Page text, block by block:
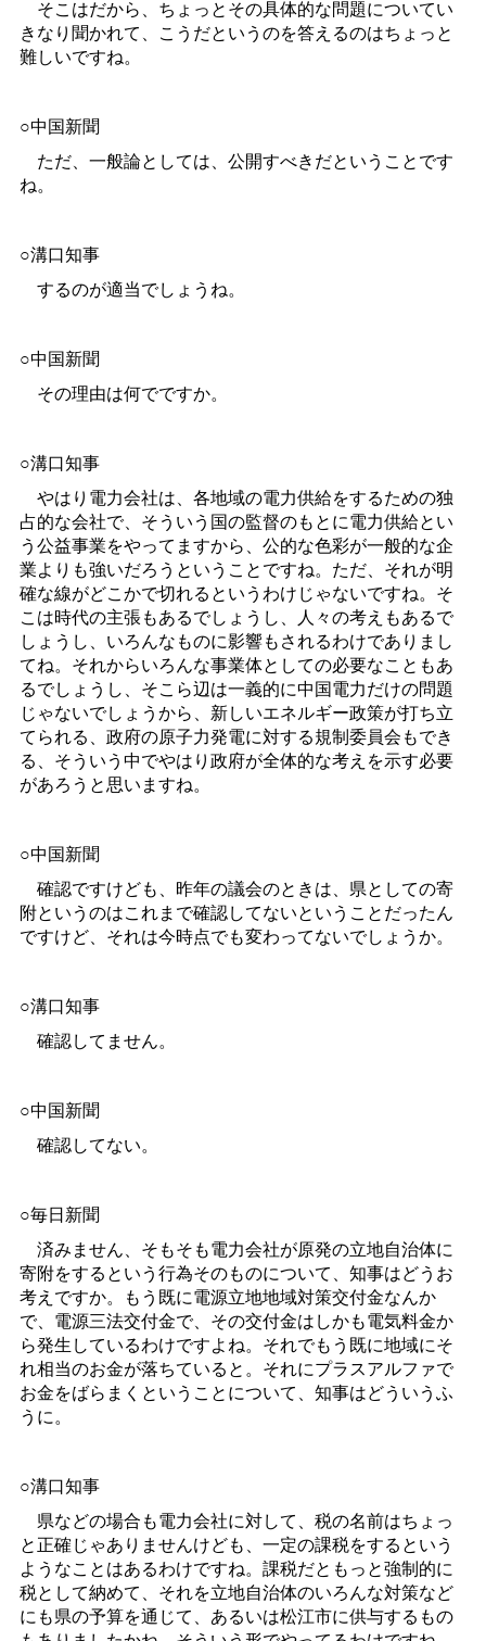
そこはだから、ちょっとその具体的な問題についてい
きなり聞かれて、こうだというのを答えるのはちょっと
難しいですね。
○中国新聞
ただ、一般論としては、公開すべきだということです
ね。
○溝口知事
するのが適当でしょうね。
○中国新聞
その理由は何でですか。
○溝口知事
やはり電力会社は、各地域の電力供給をするための独
占的な会社で、そういう国の監督のもとに電力供給とい
う公益事業をやってますから、公的な色彩が一般的な企
業よりも強いだろうということですね。ただ、それが明
確な線がどこかで切れるというわけじゃないですね。そ
こは時代の主張もあるでしょうし、人々の考えもあるで
しょうし、いろんなものに影響もされるわけでありまし
てね。それからいろんな事業体としての必要なこともあ
るでしょうし、そこら辺は一義的に中国電力だけの問題
じゃないでしょうから、新しいエネルギー政策が打ち立
てられる、政府の原子力発電に対する規制委員会もでき
る、そういう中でやはり政府が全体的な考えを示す必要
があろうと思いますね。
○中国新聞
確認ですけども、昨年の議会のときは、県としての寄
附というのはこれまで確認してないということだったん
ですけど、それは今時点でも変わってないでしょうか。
○溝口知事
確認してません。
○中国新聞
確認してない。
○毎日新聞
済みません、そもそも電力会社が原発の立地自治体に
寄附をするという行為そのものについて、知事はどうお
考えですか。もう既に電源立地地域対策交付金なんか
で、電源三法交付金で、その交付金はしかも電気料金か
ら発生しているわけですよね。それでもう既に地域にそ
れ相当のお金が落ちていると。それにプラスアルファで
お金をばらまくということについて、知事はどういうふ
うに。
○溝口知事
県などの場合も電力会社に対して、税の名前はちょっ
と正確じゃありませんけども、一定の課税をするという
ようなことはあるわけですね。課税だともっと強制的に
税として納めて、それを立地自治体のいろんな対策など
にも県の予算を通じて、あるいは松江市に供与するもの